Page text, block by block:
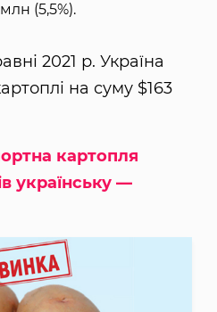
​​(5,5%).
2021 р. Україна
на суму $163
картопля
українську —